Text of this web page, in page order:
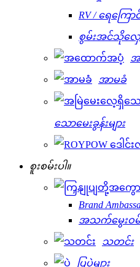
RV / ရေကြော
စွမ်းအင်သိုလှေ
အာမခံ
သောမေးခွန်းများ
စူးစမ်းပါ။
Brand
အသက်မွေးဝမ်
သတင်း
ပြပွဲများ